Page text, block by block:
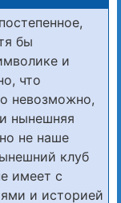
бы
и
что
невозможно,
нынешняя
не наше
клуб
имеет с
и историей